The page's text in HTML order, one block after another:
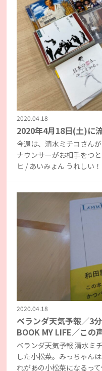
2020.04.18
2020年4月18日(土)に
今週は、清水ミチコさん
ナウンサーがお相手をつ
ヒ / あいみょん うれしい
2020.04.18
ベランダ天気予報／3
BOOK MY LIFE／こ
ベランダ天気予報 清水ミ
した小松菜。みっちゃん
れがあの小松菜になるっ